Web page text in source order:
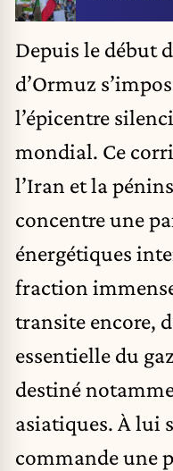
Depuis le début
d’Ormuz
l’épicentre
mondial. Ce
l’Iran et la
concentre une
énergétiques
fraction
transite encore,
essentielle du
destiné
asiatiques. À lui
commande une